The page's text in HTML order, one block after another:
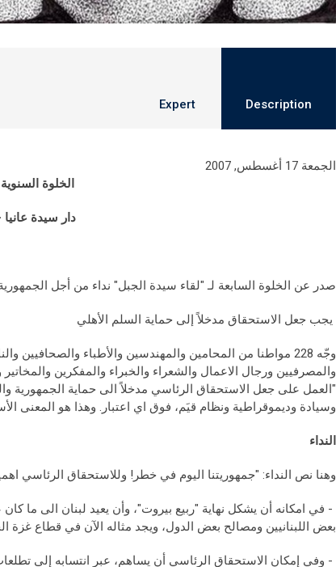
Description
Expert
الجمعة 17 أغسطس, 2007
الخلوة
دار سيدة
صدر عن الخلوة السابعة لـ "لقاء سيدة الجبل" نداء من أجل الجمهورية" اطلقه 228 مفكراً
يجب جعل الاستحقاق مدخلاً إلى حماية السلم الأهلي
وجّه 228 مواطنا من المحامين والمهندسين والأطباء والصحافيين
والمصرفيين ورجال الاعمال والشعراء والخبراء والمفكرين والمخاتير
"العمل على جعل الاستحقاق الرئاسي مدخلاً الى حماية الجمهورية
وسيادة وديموقراطية ونظام قيَم، فوق اي اعتبار. وهذا هو المعنى
النداء
وهنا نص النداء: "جمهوريتنا اليوم في خطر! وللاستحقاق الرئاسي
- في امكانه أن يشكل نهاية "ربيع بيروت"، وأن يعيد لبنان الى ما
بعض اللبنانيين ومصالح بعض الدول، ويجد مثاله الآن في قطاع غزة
- وفي إمكان الاستحقاق الرئاسي أن يساهم، عبر انتسابه إلى